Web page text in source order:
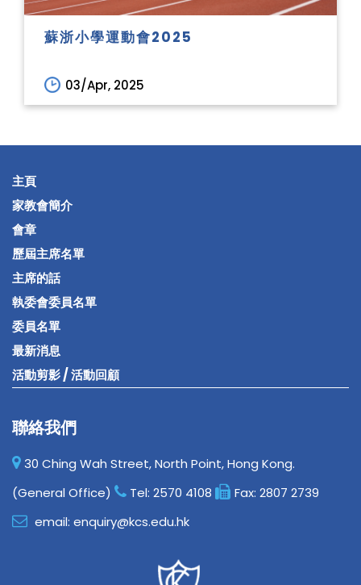
蘇浙小學運動會2025
03/Apr, 2025
主頁
家教會簡介
會章
歷屆主席名單
主席的話
執委會委員名單
委員名單
最新消息
活動剪影 / 活動回顧
聯絡我們
30 Ching Wah Street, North Point, Hong Kong.
(General Office)
Tel: 2570 4108 Fax: 2807 2739
email: enquiry@kcs.edu.hk